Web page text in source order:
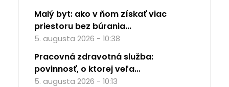
Malý byt: ako v ňom získať viac
priestoru bez búrania...
5. augusta 2026 - 10:38
Pracovná zdravotná služba:
povinnosť, o ktorej veľa...
5. augusta 2026 - 10:13